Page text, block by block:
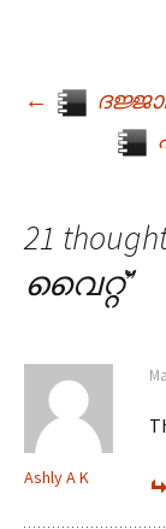
Post
←
21
വൈറ്റ്”
Ashly A K